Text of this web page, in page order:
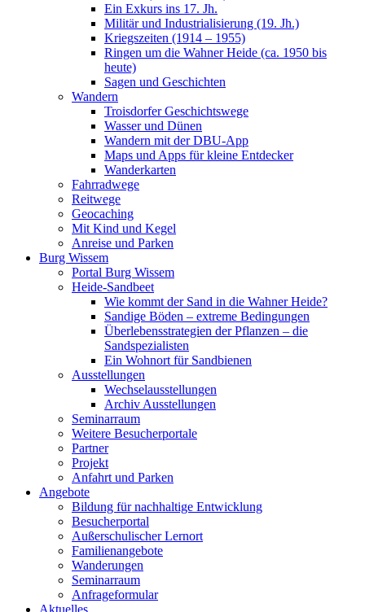
Ein Exkurs ins 17. Jh.
Militär und Industrialisierung (19. Jh.)
Kriegszeiten (1914 – 1955)
Ringen um die Wahner Heide (ca. 1950 bis
heute)
Sagen und Geschichten
Wandern
Troisdorfer Geschichtswege
Wasser und Dünen
Wandern mit der DBU-App
Maps und Apps für kleine Entdecker
Wanderkarten
Fahrradwege
Reitwege
Geocaching
Mit Kind und Kegel
Anreise und Parken
Burg Wissem
Portal Burg Wissem
Heide-Sandbeet
Wie kommt der Sand in die Wahner Heide?
Sandige Böden – extreme Bedingungen
Überlebensstrategien der Pflanzen – die
Sandspezialisten
Ein Wohnort für Sandbienen
Ausstellungen
Wechselausstellungen
Archiv Ausstellungen
Seminarraum
Weitere Besucherportale
Partner
Projekt
Anfahrt und Parken
Angebote
Bildung für nachhaltige Entwicklung
Besucherportal
Außerschulischer Lernort
Familienangebote
Wanderungen
Seminarraum
Anfrageformular
Aktuelles